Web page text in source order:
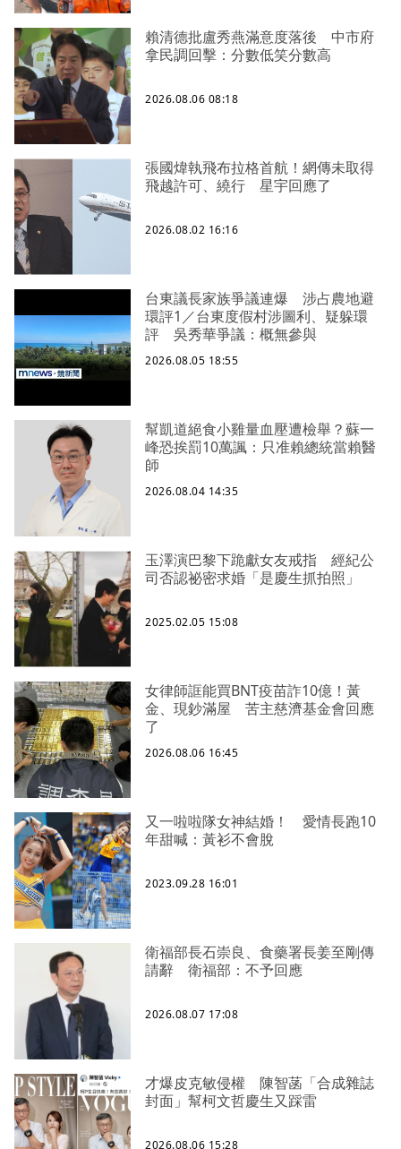
賴清德批盧秀燕滿意度落後 中市府
拿民調回擊：分數低笑分數高
2026.08.06 08:18
張國煒執飛布拉格首航！網傳未取得
飛越許可、繞行 星宇回應了
2026.08.02 16:16
台東議長家族爭議連爆 涉占農地避
環評1／台東度假村涉圖利、疑躲環
評 吳秀華爭議：概無參與
2026.08.05 18:55
幫凱道絕食小雞量血壓遭檢舉？蘇一
峰恐挨罰10萬諷：只准賴總統當賴醫
師
2026.08.04 14:35
玉澤演巴黎下跪獻女友戒指 經紀公
司否認祕密求婚「是慶生抓拍照」
2025.02.05 15:08
女律師誆能買BNT疫苗詐10億！黃
金、現鈔滿屋 苦主慈濟基金會回應
了
2026.08.06 16:45
又一啦啦隊女神結婚！ 愛情長跑10
年甜喊：黃衫不會脫
2023.09.28 16:01
衛福部長石崇良、食藥署長姜至剛傳
請辭 衛福部：不予回應
2026.08.07 17:08
才爆皮克敏侵權 陳智菡「合成雜誌
封面」幫柯文哲慶生又踩雷
2026.08.06 15:28